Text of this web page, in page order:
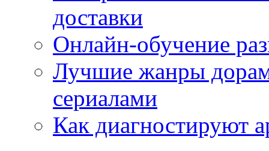
доставки
Онлайн-обучение
Лучшие жанры дорам
сериалами
Как диагностируют